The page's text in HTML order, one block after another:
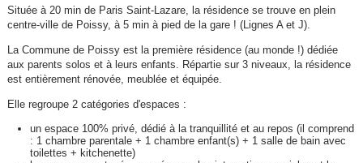
Située à 20 min de Paris Saint-Lazare, la résidence se trouve en plein
centre-ville de Poissy, à 5 min à pied de la gare ! (Lignes A et J).
La Commune de Poissy est la première résidence (au monde !) dédiée
aux parents solos et à leurs enfants. Répartie sur 3 niveaux, la résidence
est entièrement rénovée, meublée et équipée.
Elle regroupe 2 catégories d'espaces :
un espace 100% privé, dédié à la tranquillité et au repos (il comprend
: 1 chambre parentale + 1 chambre enfant(s) + 1 salle de bain avec
toilettes + kitchenette)